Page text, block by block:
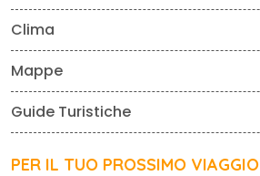
Clima
Mappe
Guide Turistiche
PER IL TUO PROSSIMO VIAGGIO